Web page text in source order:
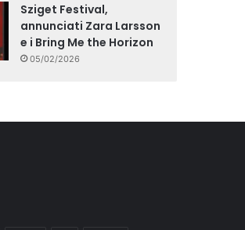
Sziget Festival,
annunciati Zara Larsson
e i Bring Me the Horizon
05/02/2026